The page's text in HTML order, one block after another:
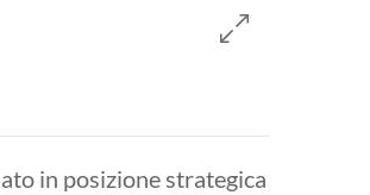
in posizione strategica